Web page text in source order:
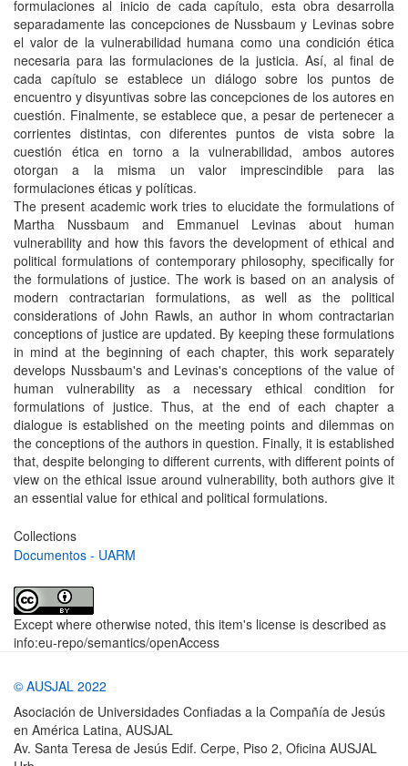
formulaciones al inicio de cada capítulo, esta obra desarrolla
separadamente las concepciones de Nussbaum y Levinas sobre
el valor de la vulnerabilidad humana como una condición ética
necesaria para las formulaciones de la justicia. Así, al final de
cada capítulo se establece un diálogo sobre los puntos de
encuentro y disyuntivas sobre las concepciones de los autores en
cuestión. Finalmente, se establece que, a pesar de pertenecer a
corrientes distintas, con diferentes puntos de vista sobre la
cuestión ética en torno a la vulnerabilidad, ambos autores
otorgan a la misma un valor imprescindible para las
formulaciones éticas y políticas.
The present academic work tries to elucidate the formulations of
Martha Nussbaum and Emmanuel Levinas about human
vulnerability and how this favors the development of ethical and
political formulations of contemporary philosophy, specifically for
the formulations of justice. The work is based on an analysis of
modern contractarian formulations, as well as the political
considerations of John Rawls, an author in whom contractarian
conceptions of justice are updated. By keeping these formulations
in mind at the beginning of each chapter, this work separately
develops Nussbaum's and Levinas's conceptions of the value of
human vulnerability as a necessary ethical condition for
formulations of justice. Thus, at the end of each chapter a
dialogue is established on the meeting points and dilemmas on
the conceptions of the authors in question. Finally, it is established
that, despite belonging to different currents, with different points of
view on the ethical issue around vulnerability, both authors give it
an essential value for ethical and political formulations.
Collections
Documentos - UARM
Except where otherwise noted, this item's license is described as
info:eu-repo/semantics/openAccess
© AUSJAL 2022
Asociación de Universidades Confiadas a la Compañía de Jesús
en América Latina, AUSJAL
Av. Santa Teresa de Jesús Edif. Cerpe, Piso 2, Oficina AUSJAL